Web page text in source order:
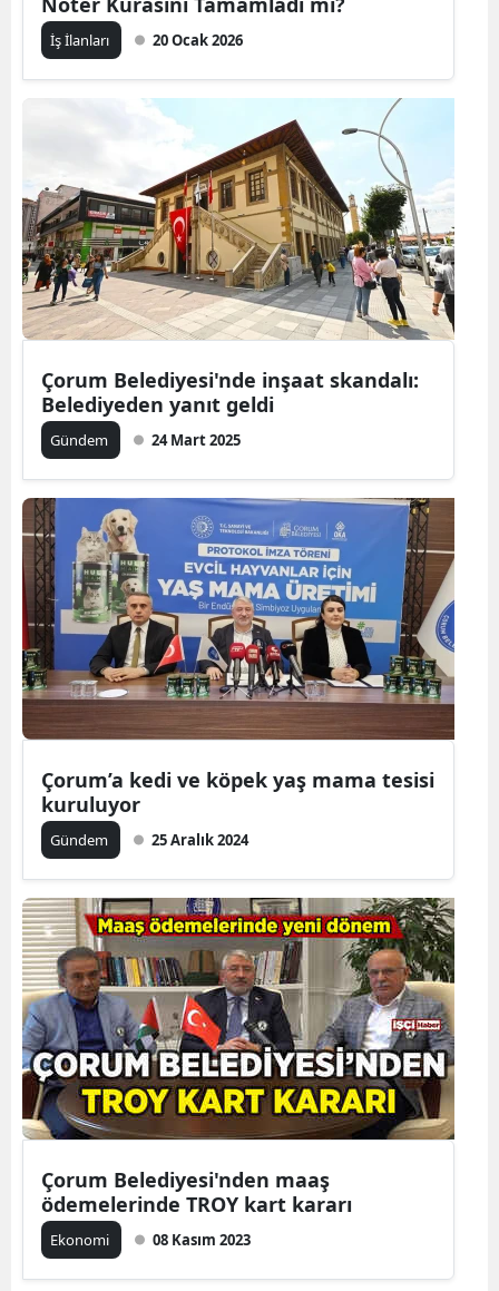
Giresun
Hakkari
Hatay
Isparta
Mersin
Kastamonu
Kayseri
Kırklareli
Kırşehir
Kocaeli
Konya
Kütahya
Manisa
Mardin
Muğla
Muş
Nevşehir
Niğde
Sakarya
İş İlanları 20 Ocak 2026
Çorum Belediyesi'nde inşaat skandalı:
Belediyeden yanıt geldi
Gündem 24 Mart 2025
Çorum’a kedi ve köpek yaş mama tesisi
kuruluyor
Gündem 25 Aralık 2024
Çorum Belediyesi'nden maaş
ödemelerinde TROY kart kararı
Ekonomi 08 Kasım 2023